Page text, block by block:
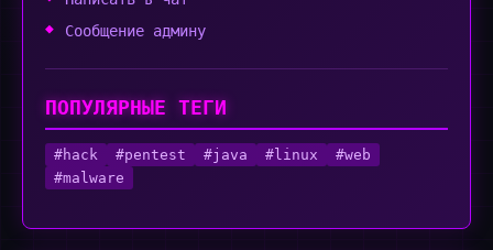
Сообщение админу
ПОПУЛЯРНЫЕ ТЕГИ
#hack #pentest #java #linux
#web
#malware